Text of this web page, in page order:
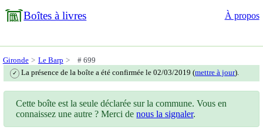
Boîtes à livres À propos
Gironde Le Barp # 699
✓ La présence de la boîte a été confirmée le 02/03/2019 (mettre à jour).
Cette boîte est la seule déclarée sur la commune. Vous en
connaissez une autre ? Merci denous la signaler.